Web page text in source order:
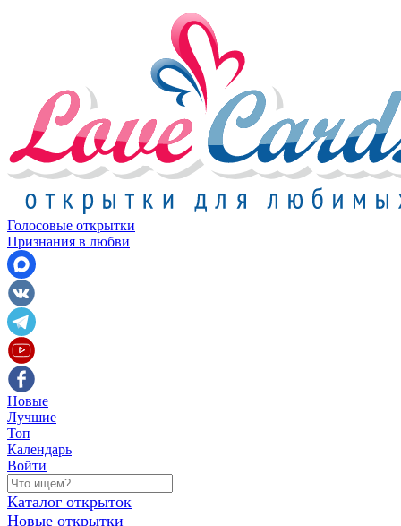
Голосовые открытки
Признания в любви
Новые
Лучшие
Топ
Календарь
Войти
Каталог открыток
Новые открытки